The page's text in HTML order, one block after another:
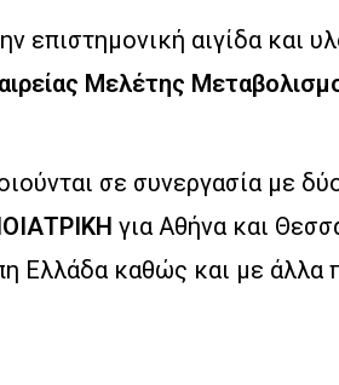
επιστημονική αιγίδα και
Μελέτης
σε συνεργασία με
για Αθήνα και
Ελλάδα καθώς και με άλλα